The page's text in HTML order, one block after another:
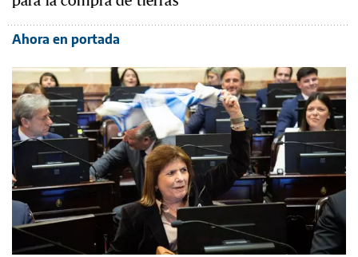
Ahora en portada